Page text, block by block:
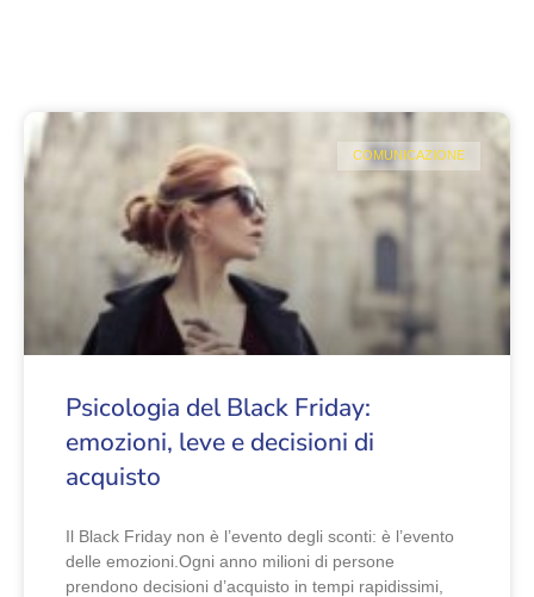
COMUNICAZIONE
Psicologia del Black Friday:
emozioni, leve e decisioni di
acquisto
Il Black Friday non è l’evento degli sconti: è l’evento
delle emozioni.Ogni anno milioni di persone
prendono decisioni d’acquisto in tempi rapidissimi,